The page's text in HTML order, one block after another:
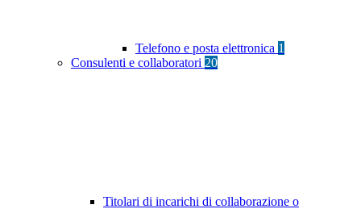
Telefono e posta elettronica 1
Consulenti e collaboratori 20
Titolari di incarichi di collaborazione o